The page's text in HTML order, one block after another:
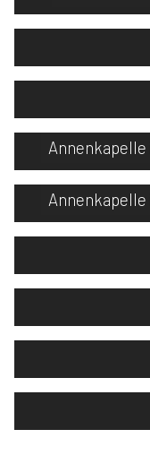
Annenkapelle
Annenkapelle